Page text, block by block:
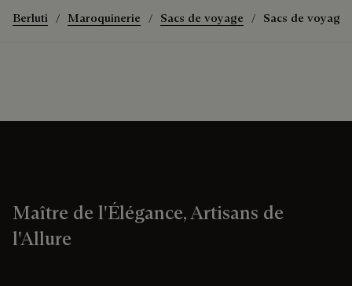
Berluti Maroquinerie Sacs de voyage Sacs de voyage
Maître de l'Élégance, Artisans de
l'Allure